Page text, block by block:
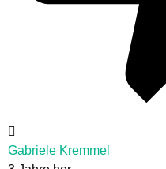
Gabriele Kremmel